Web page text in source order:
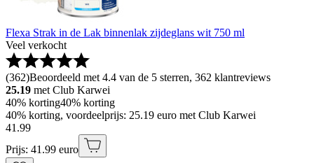
Flexa Strak in de Lak binnenlak zijdeglans wit 750 ml
Veel verkocht
(362)Beoordeeld met 4.4 van de 5 sterren, 362 klantreviews
25.19 met Club Karwei
40% korting40% korting
40% korting, voordeelprijs: 25.19 euro met Club Karwei
41 .99
Prijs: 41.99 euro